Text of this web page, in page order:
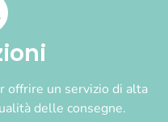
offrire un servizio di alta
delle consegne.